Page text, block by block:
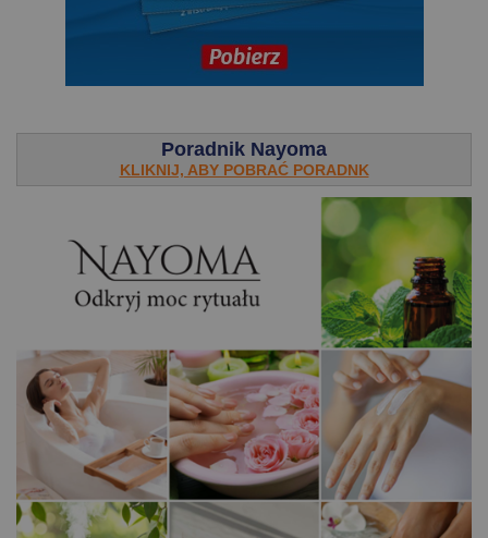
Poradnik Nayoma
KLIKNIJ, ABY POBRAĆ PORADNK